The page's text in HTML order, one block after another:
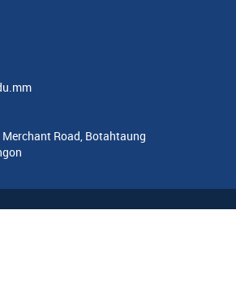
Road, Botahtaung